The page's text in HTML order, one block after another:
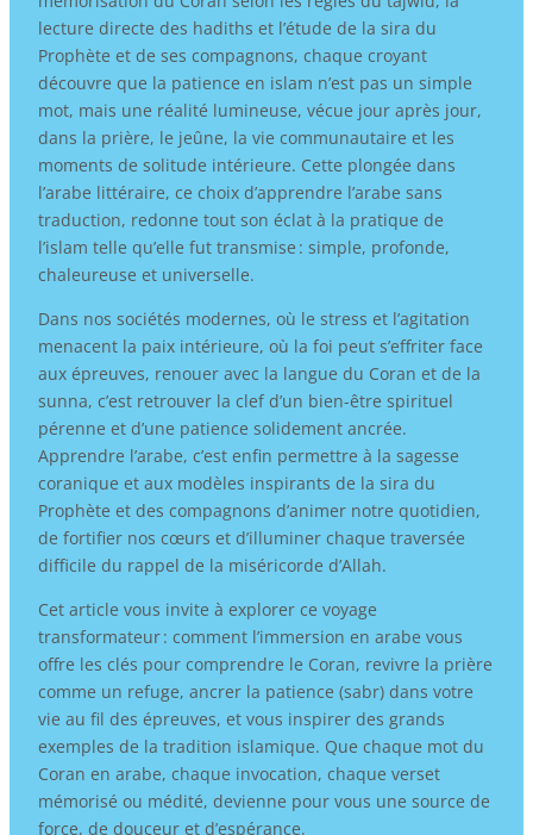
lecture directe des hadiths et l’étude de la sira du
Prophète et de ses compagnons, chaque croyant
découvre que la patience en islam n’est pas un simple
mot, mais une réalité lumineuse, vécue jour après jour,
dans la prière, le jeûne, la vie communautaire et les
moments de solitude intérieure. Cette plongée dans
l’arabe littéraire, ce choix d’apprendre l’arabe sans
traduction, redonne tout son éclat à la pratique de
l’islam telle qu’elle fut transmise : simple, profonde,
chaleureuse et universelle.
Dans nos sociétés modernes, où le stress et l’agitation
menacent la paix intérieure, où la foi peut s’effriter face
aux épreuves, renouer avec la langue du Coran et de la
sunna, c’est retrouver la clef d’un bien-être spirituel
pérenne et d’une patience solidement ancrée.
Apprendre l’arabe, c’est enfin permettre à la sagesse
coranique et aux modèles inspirants de la sira du
Prophète et des compagnons d’animer notre quotidien,
de fortifier nos cœurs et d’illuminer chaque traversée
difficile du rappel de la miséricorde d’Allah.
Cet article vous invite à explorer ce voyage
transformateur : comment l’immersion en arabe vous
offre les clés pour comprendre le Coran, revivre la prière
comme un refuge, ancrer la patience (sabr) dans votre
vie au fil des épreuves, et vous inspirer des grands
exemples de la tradition islamique. Que chaque mot du
Coran en arabe, chaque invocation, chaque verset
mémorisé ou médité, devienne pour vous une source de
force, de douceur et d’espérance.